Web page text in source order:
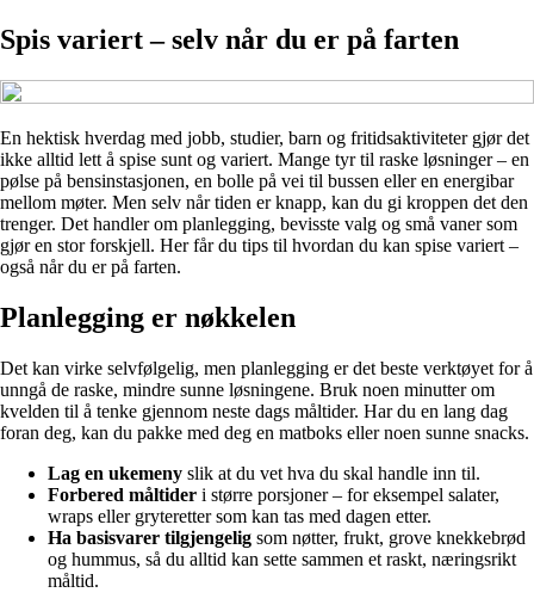
Spis variert – selv når du er på farten
En hektisk hverdag med jobb, studier, barn og fritidsaktiviteter gjør det
ikke alltid lett å spise sunt og variert. Mange tyr til raske løsninger – en
pølse på bensinstasjonen, en bolle på vei til bussen eller en energibar
mellom møter. Men selv når tiden er knapp, kan du gi kroppen det den
trenger. Det handler om planlegging, bevisste valg og små vaner som
gjør en stor forskjell. Her får du tips til hvordan du kan spise variert –
også når du er på farten.
Planlegging er nøkkelen
Det kan virke selvfølgelig, men planlegging er det beste verktøyet for å
unngå de raske, mindre sunne løsningene. Bruk noen minutter om
kvelden til å tenke gjennom neste dags måltider. Har du en lang dag
foran deg, kan du pakke med deg en matboks eller noen sunne snacks.
Lag en ukemeny slik at du vet hva du skal handle inn til.
Forbered måltider i større porsjoner – for eksempel salater,
wraps eller gryteretter som kan tas med dagen etter.
Ha basisvarer tilgjengelig som nøtter, frukt, grove knekkebrød
og hummus, så du alltid kan sette sammen et raskt, næringsrikt
måltid.